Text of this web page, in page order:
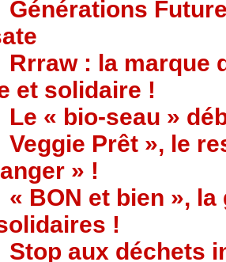
Générations
Rrraw : la marque
et solidaire !
Le « bio-seau »
Veggie Prêt », le
» !
« BON et bien »,
!
Stop aux déchets